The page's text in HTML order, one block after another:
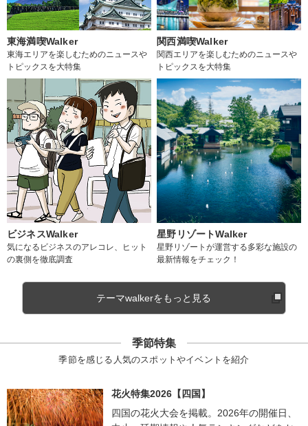
東海満喫Walker
東海エリアを楽しむためのニュースや
トピックスを大特集
関西満喫Walker
関西エリアを楽しむためのニュースや
トピックスを大特集
ビジネスWalker
気になるビジネスのアレコレ、ヒット
の裏側を徹底調査
星野リゾートWalker
星野リゾートが運営する多彩な施設の
最新情報をチェック！
テーマwalkerをもっと見る
季節特集
季節を感じる人気のスポットやイベントを紹介
花火特集2026【四国】
四国の花火大会を掲載。2026年の開催日、